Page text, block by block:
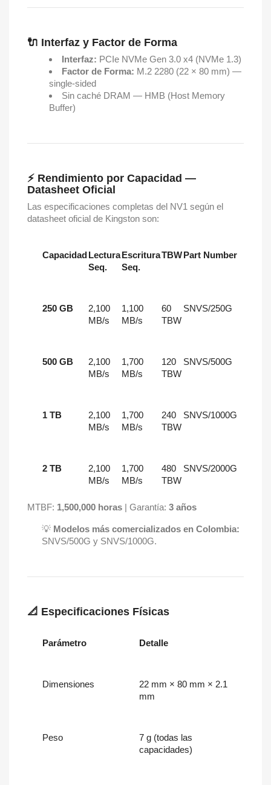
🔌 Interfaz y Factor de Forma
Interfaz: PCIe NVMe Gen 3.0 x4 (NVMe 1.3)
Factor de Forma: M.2 2280 (22 × 80 mm) —
single-sided
Sin caché DRAM — HMB (Host Memory
Buffer)
⚡ Rendimiento por Capacidad —
Datasheet Oficial
Las especificaciones completas del NV1 según el
datasheet oficial de Kingston son:
CapacidadLectura
Seq.
Escritura
Seq.
TBWPart Number
250 GB
2,100
MB/s
1,100
MB/s
60
TBW
SNVS/250G
500 GB
2,100
MB/s
1,700
MB/s
120
TBW
SNVS/500G
1 TB
2,100
MB/s
1,700
MB/s
240
TBW
SNVS/1000G
2 TB
2,100
MB/s
1,700
MB/s
480
TBW
SNVS/2000G
MTBF: 1,500,000 horas | Garantía: 3 años
💡 Modelos más comercializados en Colombia:
SNVS/500G y SNVS/1000G.
📐 Especificaciones Físicas
Parámetro Detalle
Dimensiones
22 mm × 80 mm × 2.1
mm
Peso
7 g (todas las
capacidades)